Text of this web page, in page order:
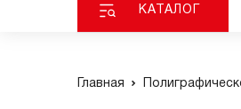
КАТАЛОГ
Главная